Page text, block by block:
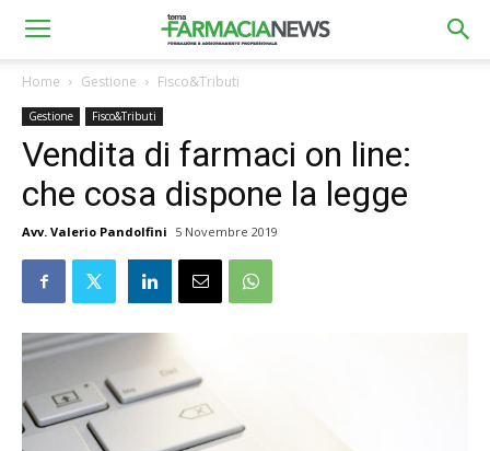
Home Gestione Fisco&Tributi
Gestione Fisco&Tributi
Vendita di farmaci on line:
che cosa dispone la legge
Avv. Valerio Pandolfini 5 Novembre 2019